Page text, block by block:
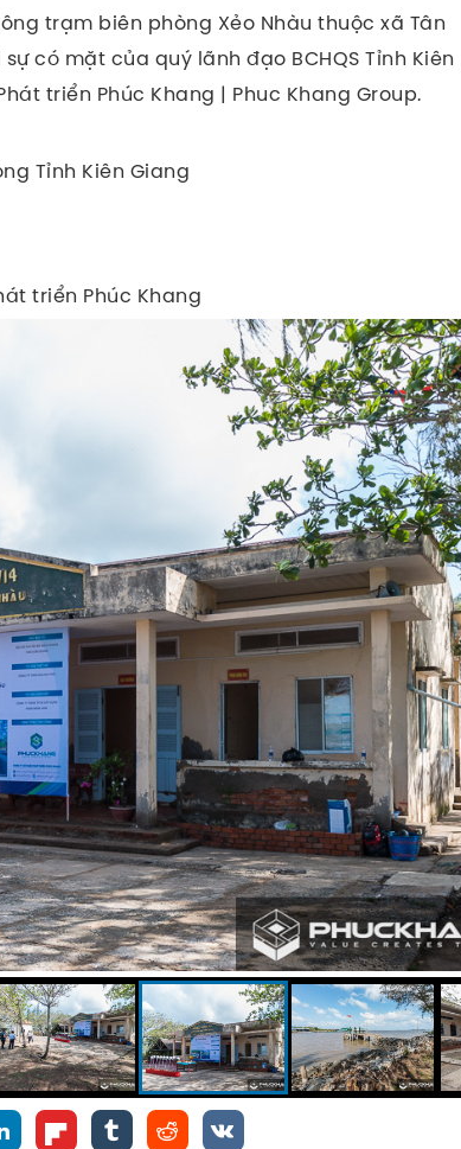
trạm biên phòng Xẻo Nhàu thuộc xã Tân
có mặt của quý lãnh đạo BCHQS Tỉnh Kiên
triển Phúc Khang | Phuc Khang Group.
Tỉnh Kiên Giang
triển Phúc Khang